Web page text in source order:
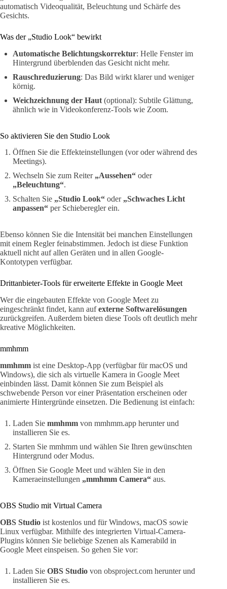
automatisch Videoqualität, Beleuchtung und Schärfe des
Gesichts.
Was der „Studio Look“ bewirkt
Automatische Belichtungskorrektur: Helle Fenster im
Hintergrund überblenden das Gesicht nicht mehr.
Rauschreduzierung: Das Bild wirkt klarer und weniger
körnig.
Weichzeichnung der Haut (optional): Subtile Glättung,
ähnlich wie in Videokonferenz-Tools wie Zoom.
So aktivieren Sie den Studio Look
Öffnen Sie die Effekteinstellungen (vor oder während des
Meetings).
Wechseln Sie zum Reiter „Aussehen“ oder
„Beleuchtung“.
Schalten Sie „Studio Look“ oder „Schwaches Licht
anpassen“ per Schieberegler ein.
Ebenso können Sie die Intensität bei manchen Einstellungen
mit einem Regler feinabstimmen. Jedoch ist diese Funktion
aktuell nicht auf allen Geräten und in allen Google-
Kontotypen verfügbar.
Drittanbieter-Tools für erweiterte Effekte in Google Meet
Wer die eingebauten Effekte von Google Meet zu
eingeschränkt findet, kann aufexterne Softwarelösungen
zurückgreifen. Außerdem bieten diese Tools oft deutlich mehr
kreative Möglichkeiten.
mmhmm
mmhmm ist eine Desktop-App (verfügbar für macOS und
Windows), die sich als virtuelle Kamera in Google Meet
einbinden lässt. Damit können Sie zum Beispiel als
schwebende Person vor einer Präsentation erscheinen oder
animierte Hintergründe einsetzen. Die Bedienung ist einfach:
Laden Sie mmhmm von mmhmm.app herunter und
installieren Sie es.
Starten Sie mmhmm und wählen Sie Ihren gewünschten
Hintergrund oder Modus.
Öffnen Sie Google Meet und wählen Sie in den
Kameraeinstellungen „mmhmm Camera“ aus.
OBS Studio mit Virtual Camera
OBS Studio ist kostenlos und für Windows, macOS sowie
Linux verfügbar. Mithilfe des integrierten Virtual-Camera-
Plugins können Sie beliebige Szenen als Kamerabild in
Google Meet einspeisen. So gehen Sie vor:
Laden Sie OBS Studio von obsproject.com herunter und
installieren Sie es.